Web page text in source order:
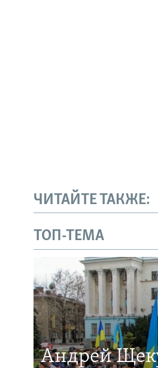
ЧИТАЙТЕ ТАКЖЕ:
ТОП-ТЕМА
Андрей